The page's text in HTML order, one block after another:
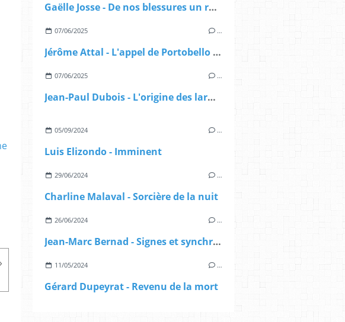
Gaëlle Josse - De nos blessures un royaume
07/06/2025 …
Jérôme Attal - L'appel de Portobello Road
07/06/2025 …
Jean-Paul Dubois - L'origine des larmes
05/09/2024 …
Luis Elizondo - Imminent
29/06/2024 …
Charline Malaval - Sorcière de la nuit
26/06/2024 …
Jean-Marc Bernad - Signes et synchronicités
11/05/2024 …
Gérard Dupeyrat - Revenu de la mort